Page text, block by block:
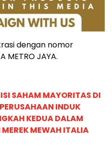
dengan nomor
METRO JAYA.
SAHAM MAYORITAS DI
INDUK
KEDUA DALAM
MEWAH ITALIA